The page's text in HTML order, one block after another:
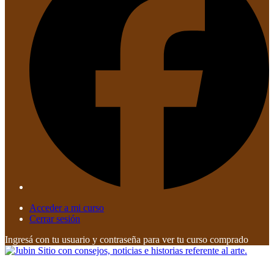
Acceder a mi curso
Cerrar sesión
Ingresá con tu usuario y contraseña para ver tu curso comprado